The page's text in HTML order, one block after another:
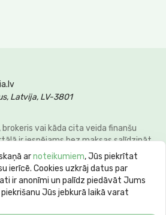
Latvija, LV-3801
vai kāda cita veida finanšu
ir iespējams bez maksas salīdzināt
veidus, lai klienti varētu ietaupīt savu
info@comperia.lv. Reprezentatīvs
€ uz 60 mēnešiem, mēneša
summa 6415.59 €, gada procentu
gada procentu likme (max APR) var
no 62 dienām līdz 10 gadiem.
arnoteikumiem, Jūs piekrītat
ierīcē. Cookies uzkrāj datus par
ir anonīmi un palīdz piedāvāt Jums
Jūs jebkurā laikā varat